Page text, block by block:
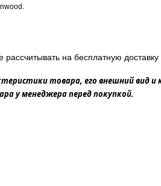
на бесплатную доставку
товара, его внешний вид
у менеджера перед покупкой.